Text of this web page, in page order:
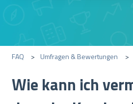
FAQ Umfragen & Bewertungen
Wie kann ich